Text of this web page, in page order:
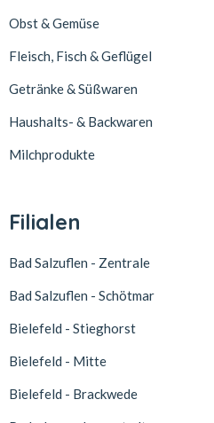
Obst & Gemüse
Fleisch, Fisch & Geflügel
Getränke & Süßwaren
Haushalts- & Backwaren
Milchprodukte
Filialen
Bad Salzuflen - Zentrale
Bad Salzuflen - Schötmar
Bielefeld - Stieghorst
Bielefeld - Mitte
Bielefeld - Brackwede